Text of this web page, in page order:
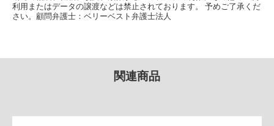
利用またはデータの譲渡などは禁止されております。 予めご了承くだ
さい。顧問弁護士：ベリーベスト弁護士法人
関連商品